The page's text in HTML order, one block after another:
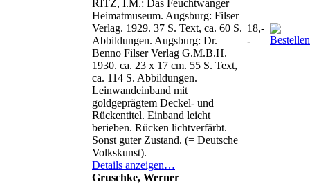
RITZ, I.M.: Das Feuchtwanger
Heimatmuseum. Augsburg: Filser
Verlag. 1929. 37 S. Text, ca. 60 S.
Abbildungen. Augsburg: Dr.
Benno Filser Verlag G.M.B.H.
1930. ca. 23 x 17 cm. 55 S. Text,
ca. 114 S. Abbildungen.
Leinwandeinband mit
goldgeprägtem Deckel- und
Rückentitel. Einband leicht
berieben. Rücken lichtverfärbt.
Sonst guter Zustand. (= Deutsche
Volkskunst).
Details anzeigen…
18,-
-
Gruschke, Werner